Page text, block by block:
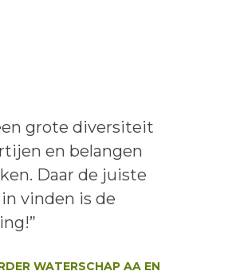
bericht:grote diversiteit
en belangen
Daar de juiste
vinden is de
WATERSCHAP AA EN